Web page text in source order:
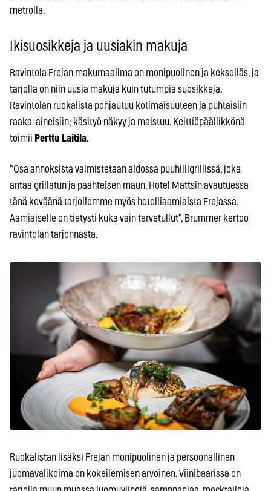
metrolla.
Ikisuosikkeja ja uusiakin makuja
Ravintola Frejan makumaailma on monipuolinen ja kekseliäs, ja
tarjolla on niin uusia makuja kuin tutumpia suosikkeja.
Ravintolan ruokalista pohjautuu kotimaisuuteen ja puhtaisiin
raaka-aineisiin; käsityö näkyy ja maistuu. Keittiöpäällikkönä
toimii Perttu Laitila.
"Osa annoksista valmistetaan aidossa puuhiiligrillissä, joka
antaa grillatun ja paahteisen maun. Hotel Mattsin avautuessa
tänä keväänä tarjoilemme myös hotelliaamiaista Frejassa.
Aamiaiselle on tietysti kuka vain tervetullut", Brummer kertoo
ravintolan tarjonnasta.
Ruokalistan lisäksi Frejan monipuolinen ja persoonallinen
juomavalikoima on kokeilemisen arvoinen. Viinibaarissa on